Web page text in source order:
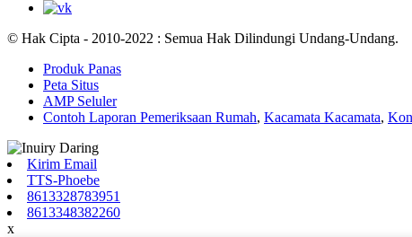
© Hak Cipta - 2010-2022 : Semua Hak Dilindungi Undang-Undang.
Produk Panas
Peta Situs
AMP Seluler
Contoh Laporan Pemeriksaan Rumah, Kacamata Kacamata,
Kirim Email
TTS-Phoebe
8613328783951
8613348382260
x